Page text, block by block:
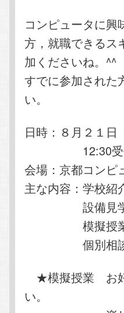
コンピュータに興
方，就職できるス
加くださいね。^^
すでに参加された
い。
日時：８月２１日
12:30受付
会場：京都コンピ
主な内容：学校紹
設備見
模擬授
個別相談・
★模擬授業 お好
い。